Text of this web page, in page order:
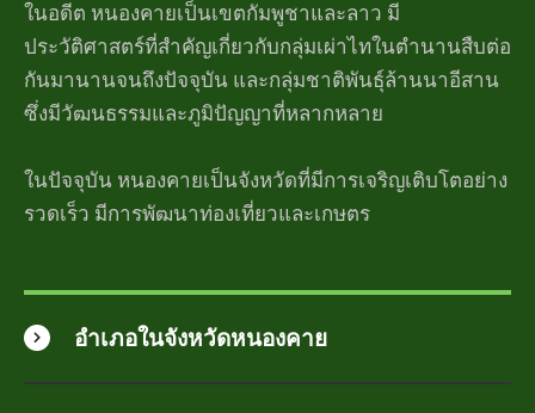
ในอดีต หนองคายเป็นเขตกัมพูชาและลาว มี
ประวัติศาสตร์ที่สำคัญเกี่ยวกับกลุ่มเผ่าไทในตำนานสืบต่อ
กันมานานจนถึงปัจจุบัน และกลุ่มชาติพันธุ์ล้านนาอีสาน
ซึ่งมีวัฒนธรรมและภูมิปัญญาที่หลากหลาย
ในปัจจุบัน หนองคายเป็นจังหวัดที่มีการเจริญเติบโตอย่าง
รวดเร็ว มีการพัฒนาท่องเที่ยวและเกษตร
อำเภอในจังหวัดหนองคาย